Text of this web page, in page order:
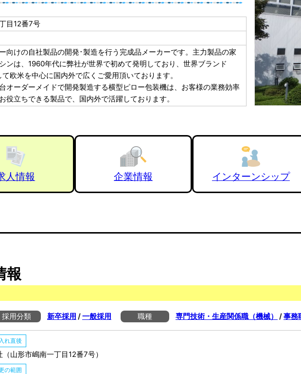
目12番7号
向けの自社製品の開発･製造を行う完成品メーカーです。主力製品の家
ンは、1960年代に弊社が世界で初めて発明しており、世界ブランド
欧米を中心に国内外で広くご愛用頂いております。
オーダーメイドで開発製造する横型ピロー包装機は、お客様の業務効率
役立ちできる製品で、国内外で活躍しております。
人情報 企業情報 インターンシップ
報
採用分類 新卒採用 /一般採用 職種 専門技術・生産関係職（機械） /事務
れ直後
（山形市嶋南一丁目12番7号）
の範囲